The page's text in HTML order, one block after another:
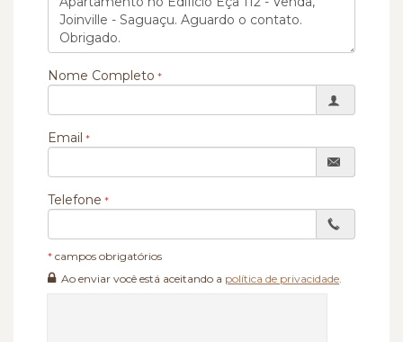
Nome Completo
Email
Telefone
* campos obrigatórios
Ao enviar você está aceitando a política de privacidade.